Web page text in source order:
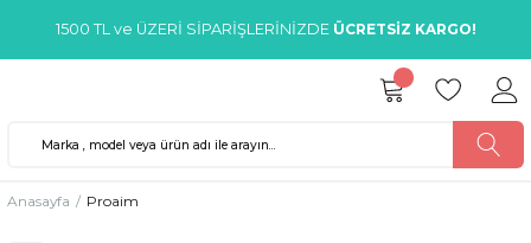
1500 TL ve ÜZERİ SİPARİŞLERİNİZDE ÜCRETSİZ KARGO!
Anasayfa Proaim